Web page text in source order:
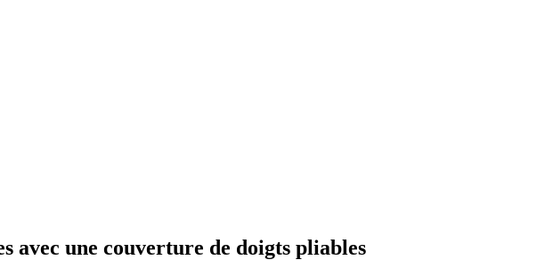
avec une couverture de doigts pliables